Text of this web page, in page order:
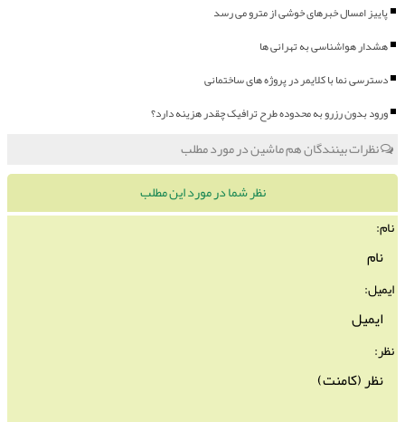
پاییز امسال خبرهای خوشی از مترو می رسد
هشدار هواشناسی به تهرانی ها
دسترسی نما با کلایمر در پروژه های ساختمانی
ورود بدون رزرو به محدوده طرح ترافیک چقدر هزینه دارد؟
نظرات بینندگان هم ماشین در مورد مطلب
نظر شما در مورد این مطلب
نام:
ایمیل:
نظر: